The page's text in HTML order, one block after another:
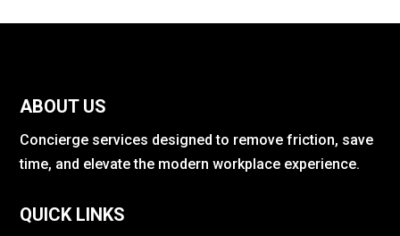
ABOUT US
Concierge services designed to remove friction, save
time, and elevate the modern workplace experience.
QUICK LINKS